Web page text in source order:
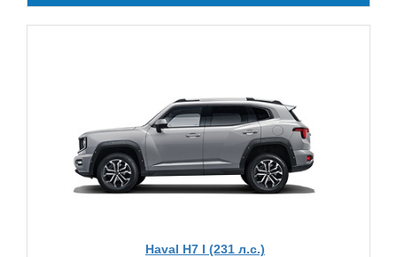
Haval H7 I (231 л.с.)